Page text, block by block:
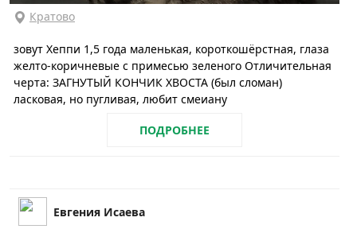
Кратово
зовут Хеппи 1,5 года маленькая, короткошёрстная, глаза
желто-коричневые с примесью зеленого Отличительная
черта: ЗАГНУТЫЙ КОНЧИК ХВОСТА (был сломан)
ласковая, но пугливая, любит смеиану
ПОДРОБНЕЕ
Евгения Исаева